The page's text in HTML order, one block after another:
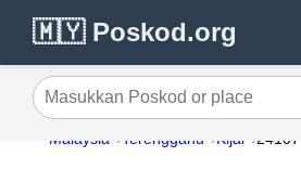
🇲🇾 Poskod.org
Masukkan Poskod or place
Malaysia Terengganu Kijal 24107